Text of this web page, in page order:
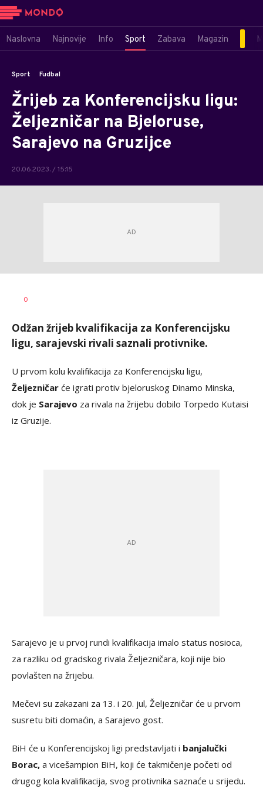
Naslovna Najnovije Info Sport Zabava Magazin
Sport Fudbal
Žrijeb za Konferencijsku ligu:
Željezničar na Bjeloruse,
Sarajevo na Gruzijce
20.06.2023. / 15:15
AUTOR
0
Odžan žrijeb kvalifikacija za Konferencijsku
ligu, sarajevski rivali saznali protivnike.
U prvom kolu kvalifikacija za Konferencijsku ligu,
Željezničar će igrati protiv bjeloruskog Dinamo Minska,
dok je Sarajevo za rivala na žrijebu dobilo Torpedo Kutaisi
iz Gruzije.
Sarajevo je u prvoj rundi kvalifikacija imalo status nosioca,
za razliku od gradskog rivala Željezničara, koji nije bio
povlašten na žrijebu.
Mečevi su zakazani za 13. i 20. jul, Željezničar će u prvom
susretu biti domaćin, a Sarajevo gost.
BiH će u Konferencijskoj ligi predstavljati i banjalučki
Borac, a vicešampion BiH, koji će takmičenje početi od
drugog kola kvalifikacija, svog protivnika saznaće u srijedu.